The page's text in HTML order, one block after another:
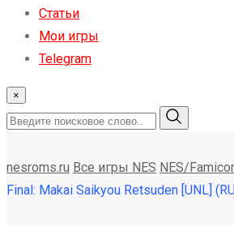
Статьи
Мои игры
Telegram
×
nesroms.ru Все игры NES NES/
Final: Makai Saikyou Retsuden [UNL]